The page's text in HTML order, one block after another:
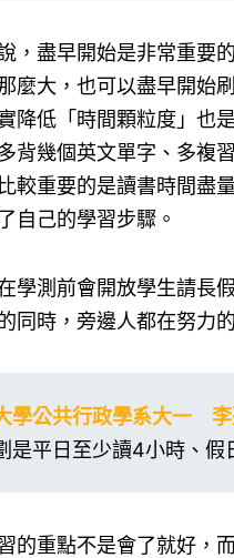
，盡早開始是非常重要
麼大，也可以盡早開始
降低「時間顆粒度」也
背幾個英文單字、多複
較重要的是讀書時間盡
自己的學習步驟。
學測前會開放學生請長
同時，旁邊人都在努力
學公共行政學系大一 李
是平日至少讀4小時、假
的重點不是會了就好，